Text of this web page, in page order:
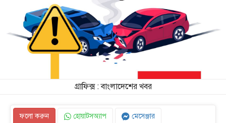
গ্রাফিক্স : বাংলাদেশের খবর
ফলো করুন হোয়াটসঅ্যাপ মেসেঞ্জার